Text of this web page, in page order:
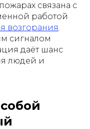
связана с
работой
возгорания.
сигналом
даёт шанс
людей и